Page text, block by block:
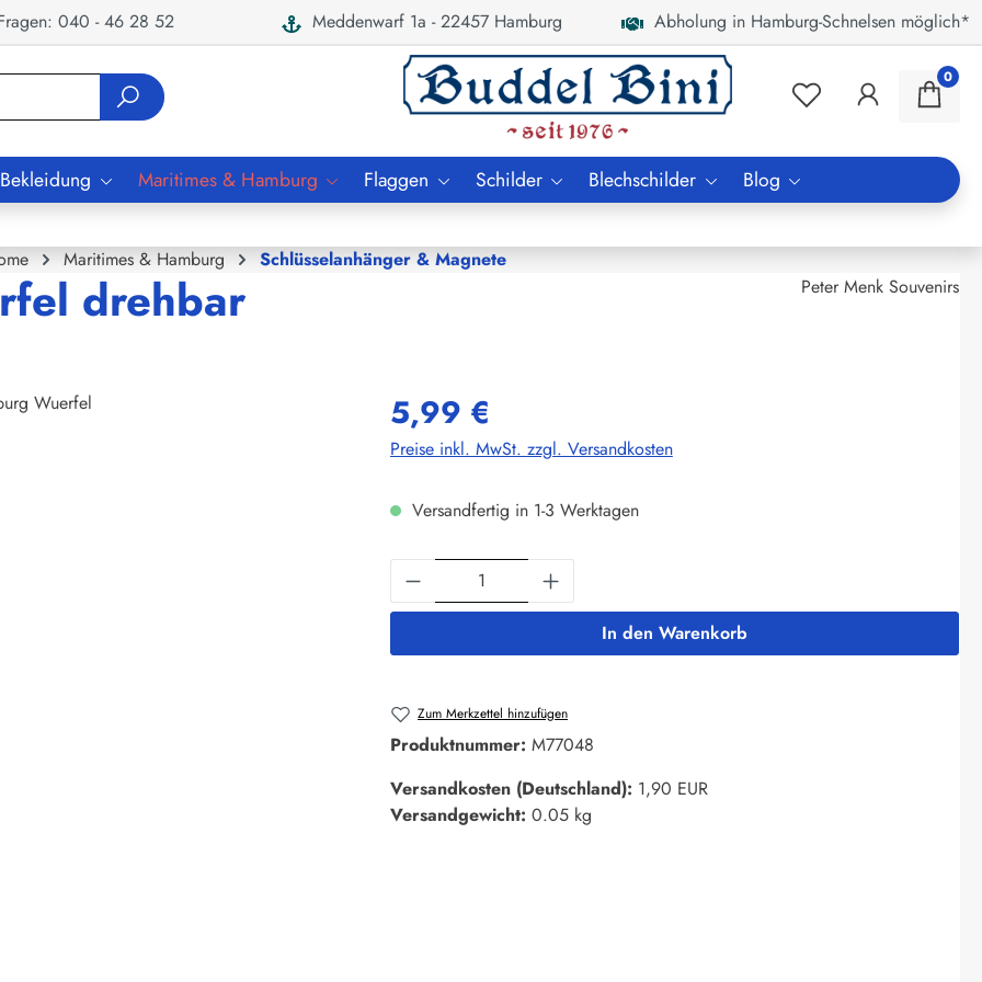
040 - 46 28 52 Meddenwarf 1a - 22457 Hamburg Abholung in Hamburg-Schnelsen möglich*
0
Maritimes & Hamburg Flaggen Schilder Blechschilder Blog
Maritimes & Hamburg Schlüsselanhänger & Magnete
drehbar Peter Menk Souvenirs
5,99 €
Preise inkl. MwSt. zzgl. Versandkosten
Versandfertig in 1-3 Werktagen
Produkt Anzahl: Gib den gewünschten Wert ein
In den Warenkorb
Zum Merkzettel hinzufügen
Produktnummer: M77048
Versandkosten (Deutschland): 1,90 EUR
Versandgewicht: 0.05 kg